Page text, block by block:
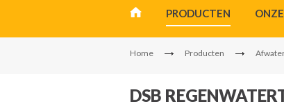
PRODUCTEN
Home Producten
DSB